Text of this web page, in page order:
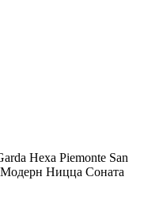
Hexa Piemonte San
Модерн Ницца Соната